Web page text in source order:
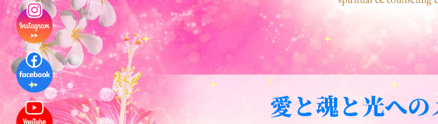
愛と魂と光へ